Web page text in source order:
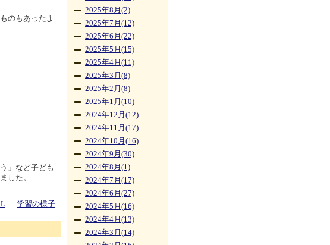
2025年8月(2)
2025年7月(12)
2025年6月(22)
2025年5月(15)
2025年4月(11)
2025年3月(8)
2025年2月(8)
2025年1月(10)
2024年12月(12)
2024年11月(17)
2024年10月(16)
2024年9月(30)
2024年8月(1)
2024年7月(17)
2024年6月(27)
2024年5月(16)
2024年4月(13)
2024年3月(14)
のもあったよ
」など子ども
した。
学習の様子